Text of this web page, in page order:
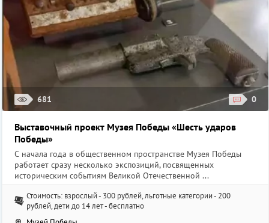
681 0
Выставочный проект Музея Победы «Шесть ударов
Победы»
С начала года в общественном пространстве Музея Победы
работает сразу несколько экспозиций, посвященных
историческим событиям Великой Отечественной ...
Стоимость: взрослый - 300 рублей, льготные категории - 200
рублей, дети до 14 лет - бесплатно